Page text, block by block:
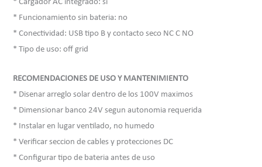
* Cargador AC integrado: si
* Funcionamiento sin bateria: no
* Conectividad: USB tipo B y contacto seco NC C NO
* Tipo de uso: off grid
RECOMENDACIONES DE USO Y MANTENIMIENTO
* Disenar arreglo solar dentro de los 100V maximos
* Dimensionar banco 24V segun autonomia requerida
* Instalar en lugar ventilado, no humedo
* Verificar seccion de cables y protecciones DC
* Configurar tipo de bateria antes de uso